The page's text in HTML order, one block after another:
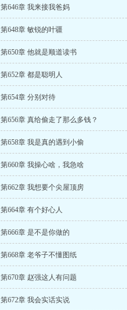
第646章 我来接我爸妈
第648章 敏锐的叶疆
第650章 他就是顺道读书
第652章 都是聪明人
第654章 分别对待
第656章 真给偷走了那么多钱？
第658章 我是真的遇到小偷
第660章 我操心啥，我急啥
第662章 我想要个尖屋顶房
第664章 有个好心人
第666章 是不是你做的
第668章 老爷子不懂图纸
第670章 赵强这人有问题
第672章 我会实话实说